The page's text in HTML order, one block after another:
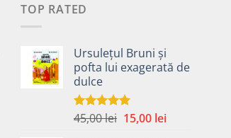
TOP RATED
Ursulețul Bruni și
pofta lui exagerată de
dulce
Evaluat la
45,00lei Prețul
15,00 leiPrețul